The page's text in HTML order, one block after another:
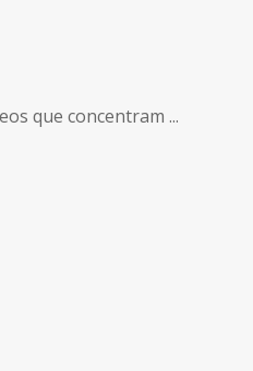
que concentram ...